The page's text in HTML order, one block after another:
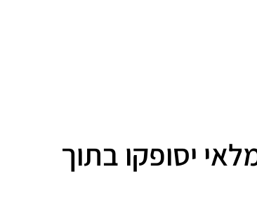
יסופקו בתוך